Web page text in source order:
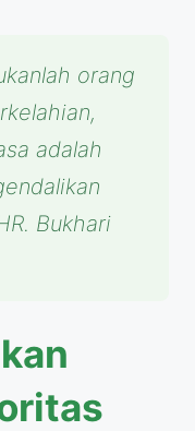
orang
adalah
Bukhari